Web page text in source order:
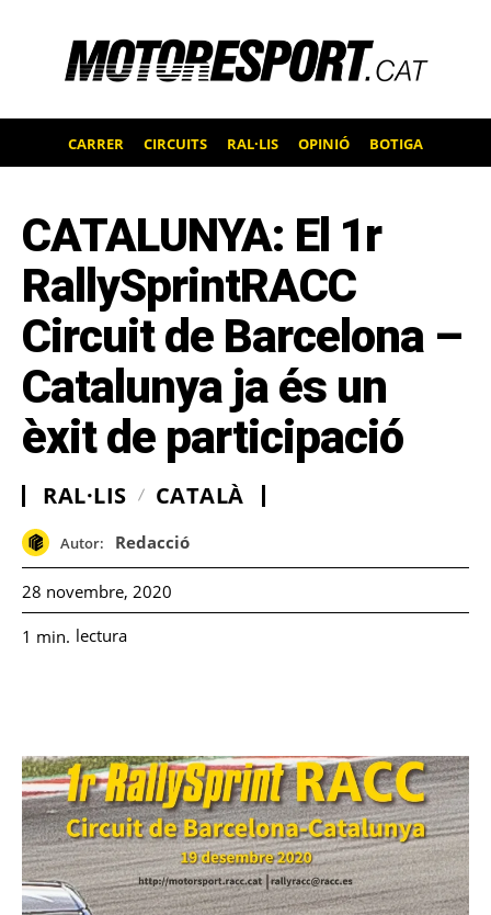
CARRER CIRCUITS RAL·LIS OPINIÓ BOTIGA
CATALUNYA: El 1r
RallySprintRACC
Circuit de Barcelona –
Catalunya ja és un
èxit de participació
RAL·LIS CATALÀ
Autor: Redacció
28 novembre, 2020
1 min. lectura